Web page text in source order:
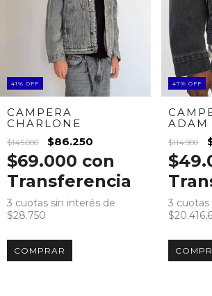
41 % OFF
CAMPERA
CHARLONE
$145.000 $86.250
$69.000 con
Transferencia
3 cuotas sin interés de
$28.750
COMPRAR
47% OFF
ADAM
$114.900
3 cuotas